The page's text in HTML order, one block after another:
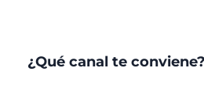
¿Qué canal te conviene?